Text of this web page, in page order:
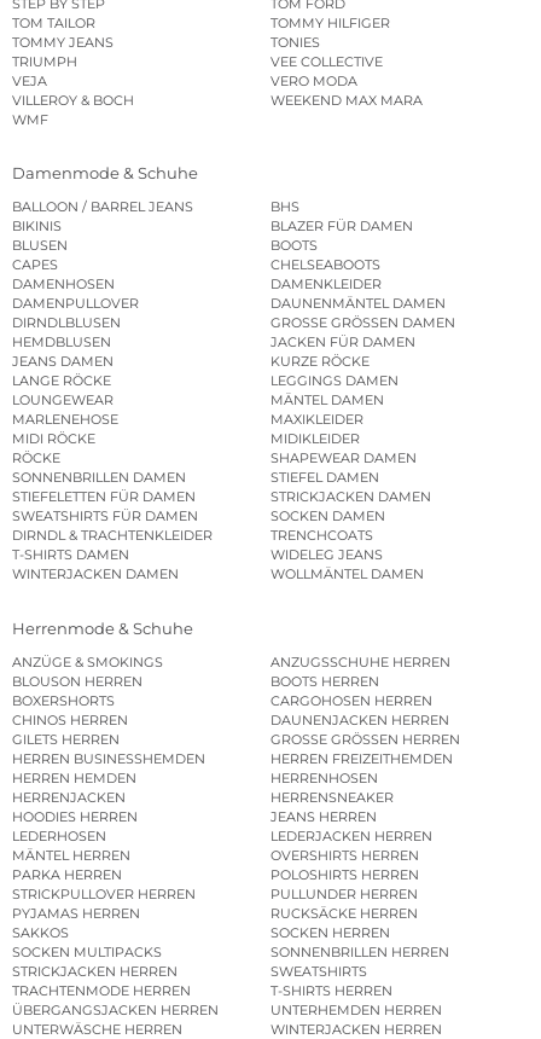
STEP BY STEP
TOM FORD
TOM TAILOR
TOMMY HILFIGER
TOMMY JEANS
TONIES
TRIUMPH
VEE COLLECTIVE
VEJA
VERO MODA
VILLEROY & BOCH
WEEKEND MAX MARA
WMF
Damenmode & Schuhe
BALLOON / BARREL JEANS
BHS
BIKINIS
BLAZER FÜR DAMEN
BLUSEN
BOOTS
CAPES
CHELSEABOOTS
DAMENHOSEN
DAMENKLEIDER
DAMENPULLOVER
DAUNENMÄNTEL DAMEN
DIRNDLBLUSEN
GROSSE GRÖSSEN DAMEN
HEMDBLUSEN
JACKEN FÜR DAMEN
JEANS DAMEN
KURZE RÖCKE
LANGE RÖCKE
LEGGINGS DAMEN
LOUNGEWEAR
MÄNTEL DAMEN
MARLENEHOSE
MAXIKLEIDER
MIDI RÖCKE
MIDIKLEIDER
RÖCKE
SHAPEWEAR DAMEN
SONNENBRILLEN DAMEN
STIEFEL DAMEN
STIEFELETTEN FÜR DAMEN
STRICKJACKEN DAMEN
SWEATSHIRTS FÜR DAMEN
SOCKEN DAMEN
DIRNDL & TRACHTENKLEIDER
TRENCHCOATS
T-SHIRTS DAMEN
WIDELEG JEANS
WINTERJACKEN DAMEN
WOLLMÄNTEL DAMEN
Herrenmode & Schuhe
ANZÜGE & SMOKINGS
ANZUGSSCHUHE HERREN
BLOUSON HERREN
BOOTS HERREN
BOXERSHORTS
CARGOHOSEN HERREN
CHINOS HERREN
DAUNENJACKEN HERREN
GILETS HERREN
GROSSE GRÖSSEN HERREN
HERREN BUSINESSHEMDEN
HERREN FREIZEITHEMDEN
HERREN HEMDEN
HERRENHOSEN
HERRENJACKEN
HERRENSNEAKER
HOODIES HERREN
JEANS HERREN
LEDERHOSEN
LEDERJACKEN HERREN
MÄNTEL HERREN
OVERSHIRTS HERREN
PARKA HERREN
POLOSHIRTS HERREN
STRICKPULLOVER HERREN
PULLUNDER HERREN
PYJAMAS HERREN
RUCKSÄCKE HERREN
SAKKOS
SOCKEN HERREN
SOCKEN MULTIPACKS
SONNENBRILLEN HERREN
STRICKJACKEN HERREN
SWEATSHIRTS
TRACHTENMODE HERREN
T-SHIRTS HERREN
ÜBERGANGSJACKEN HERREN
UNTERHEMDEN HERREN
UNTERWÄSCHE HERREN
WINTERJACKEN HERREN